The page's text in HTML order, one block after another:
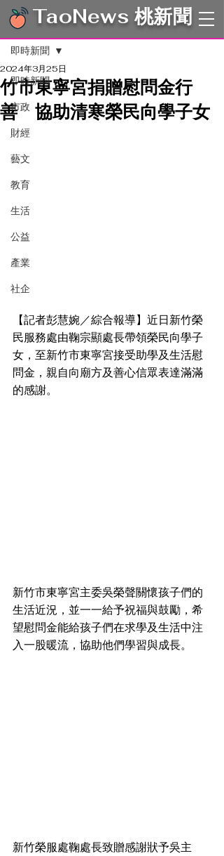
TaoNews 桃新聞
文章
即時新聞
市政
財經
藝文
教育
生活
公益
產業
社企
即時新聞
竹市東寧宮捐贈慰問金行
善 協助清寒榮民向學子女
2024年3月25日
【記者彭慧婉／綜合報導】近日新竹榮
民服務處由鞠宗顯處長帶領榮民向學子
女，至新竹市東寧宮接受助學及生活慰
問金，親自向廟方及善心信眾表達滿滿
的感謝。
新竹市東寧宮主委吳榮聲關懷孩子們的
生活近況，並一一給予祝福與鼓勵，希
望慰問金能給孩子們在求學及生活中注
入一股暖流，協助他們學習與成長。
新竹榮服處鞠處長致贈感謝狀予吳主